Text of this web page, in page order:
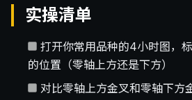
实操清单
打开你常用品种的4小时图，
的位置（零轴上方还是下方）
对比零轴上方金叉和零轴下方